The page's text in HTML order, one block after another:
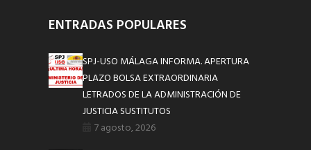
ENTRADAS POPULARES
SPJ-USO MÁLAGA INFORMA. APERTURA
PLAZO BOLSA EXTRAORDINARIA
LETRADOS DE LA ADMINISTRACIÓN DE
JUSTICIA SUSTITUTOS
7 agosto, 2026